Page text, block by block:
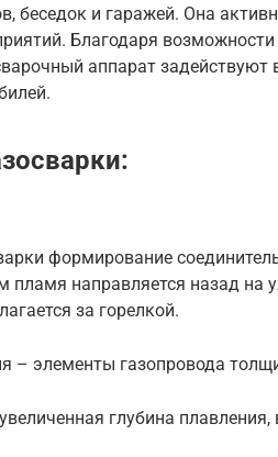
беседок и гаражей. Она
Благодаря
аппарат
формирование
пламя направляется назад на
за горелкой.
– элементы газопровода
глубина